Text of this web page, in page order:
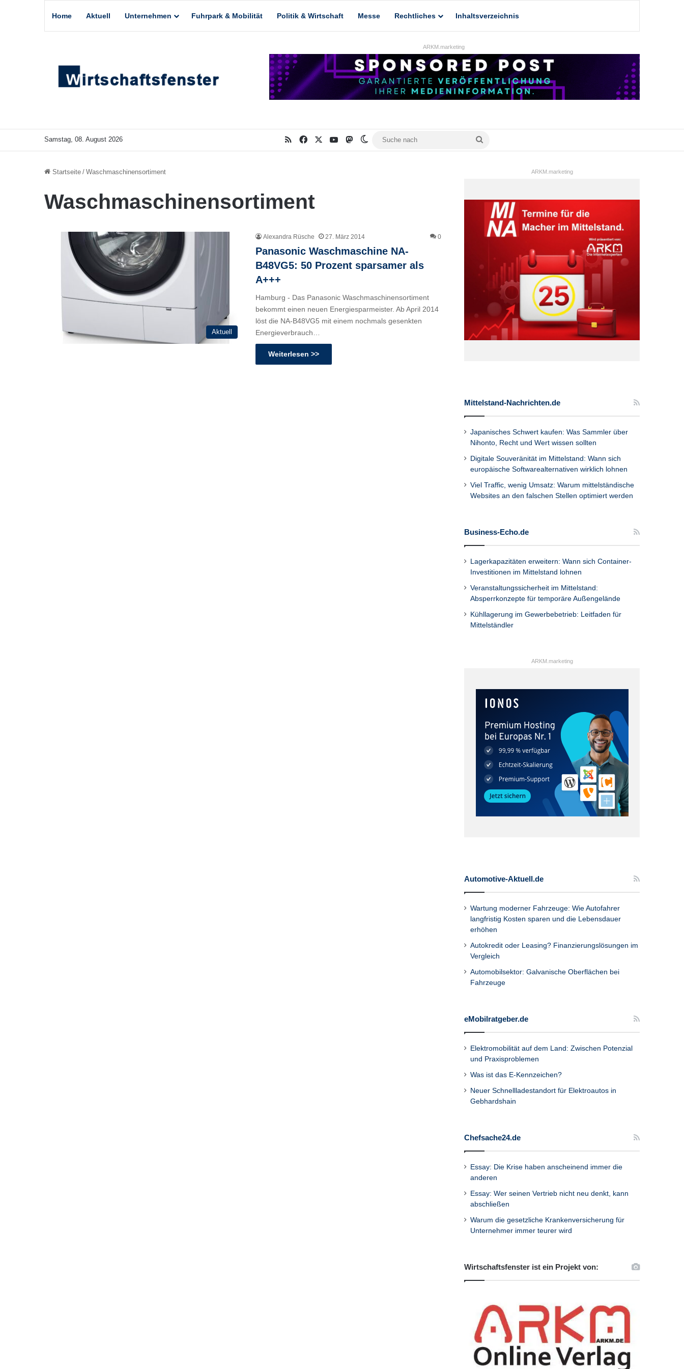
Home Aktuell Unternehmen Fuhrpark & Mobilität Politik & Wirtschaft Messe Rechtliches Inhaltsverzeichnis
ARKM.marketing
Samstag, 08. August 2026 RSS Facebook YouTubeMastodonSkin umschalten
Startseite / Waschmaschinensortiment
Waschmaschinensortiment
Aktuell
Alexandra Rüsche 27. März 2014 0
Panasonic Waschmaschine NA-
B48VG5: 50 Prozent sparsamer als
A+++
Hamburg - Das Panasonic Waschmaschinensortiment
bekommt einen neuen Energiesparmeister. Ab April 2014
löst die NA-B48VG5 mit einem nochmals gesenkten
Energieverbrauch…
Weiterlesen >>
ARKM.marketing
Mittelstand-Nachrichten.de
Japanisches Schwert kaufen: Was Sammler über
Nihonto, Recht und Wert wissen sollten
Digitale Souveränität im Mittelstand: Wann sich
europäische Softwarealternativen wirklich lohnen
Viel Traffic, wenig Umsatz: Warum mittelständische
Websites an den falschen Stellen optimiert werden
Business-Echo.de
Lagerkapazitäten erweitern: Wann sich Container-
Investitionen im Mittelstand lohnen
Veranstaltungssicherheit im Mittelstand:
Absperrkonzepte für temporäre Außengelände
Kühllagerung im Gewerbebetrieb: Leitfaden für
Mittelständler
ARKM.marketing
Automotive-Aktuell.de
Wartung moderner Fahrzeuge: Wie Autofahrer
langfristig Kosten sparen und die Lebensdauer
erhöhen
Autokredit oder Leasing? Finanzierungslösungen im
Vergleich
Automobilsektor: Galvanische Oberflächen bei
Fahrzeuge
eMobilratgeber.de
Elektromobilität auf dem Land: Zwischen Potenzial
und Praxisproblemen
Was ist das E-Kennzeichen?
Neuer Schnellladestandort für Elektroautos in
Gebhardshain
Chefsache24.de
Essay: Die Krise haben anscheinend immer die
anderen
Essay: Wer seinen Vertrieb nicht neu denkt, kann
abschließen
Warum die gesetzliche Krankenversicherung für
Unternehmer immer teurer wird
Wirtschaftsfenster ist ein Projekt von: